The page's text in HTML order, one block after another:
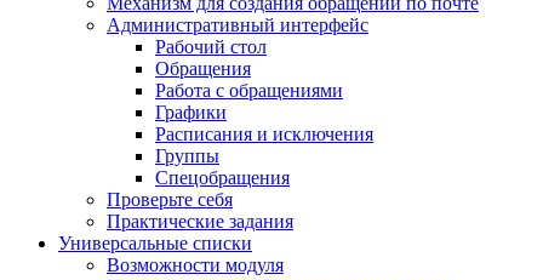
Административный интерфейс
Рабочий стол
Обращения
Работа с обращениями
Графики
Расписания и исключения
Группы
Спецобращения
Проверьте себя
Практические задания
Универсальные списки
Возможности модуля